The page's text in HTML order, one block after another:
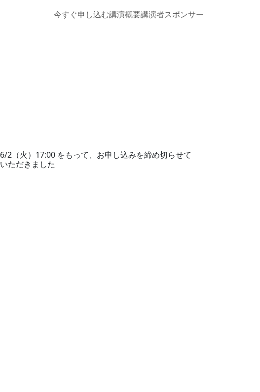
今すぐ申し込む講演概要講演者スポンサー
6/2（火）17:00 をもって、お申し込みを締め切らせて
いただきました